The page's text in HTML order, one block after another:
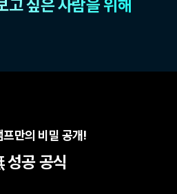
고 싶은 사람을 위해
프만의 비밀 공개!
성공 공식